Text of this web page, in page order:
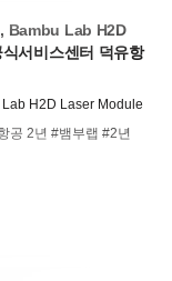
Bambu Lab H2D
서비스센터 덕유항
H2D Laser Module
공 2년 #뱀부랩 #2년